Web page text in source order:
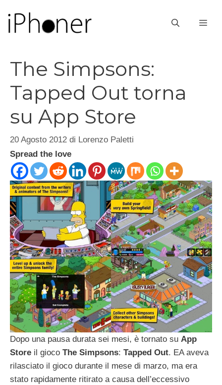
contenuto
The Simpsons:
Tapped Out torna
su App Store
20 Agosto 2012 di Lorenzo Paletti
Spread the love
Dopo una pausa durata sei mesi, è tornato su App
Store il gioco The Simpsons: Tapped Out. EA aveva
rilasciato il gioco durante il mese di marzo, ma era
stato rapidamente ritirato a causa dell’eccessivo